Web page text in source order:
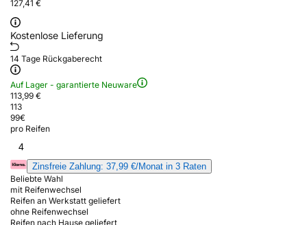
127,41 €
Kostenlose Lieferung
14 Tage Rückgaberecht
Auf Lager - garantierte Neuware
113,99 €
113
99€
pro Reifen
4
Zinsfreie Zahlung: 37,99 €/Monat in 3 Raten
Beliebte Wahl
mit Reifenwechsel
Reifen an Werkstatt geliefert
ohne Reifenwechsel
Reifen nach Hause geliefert